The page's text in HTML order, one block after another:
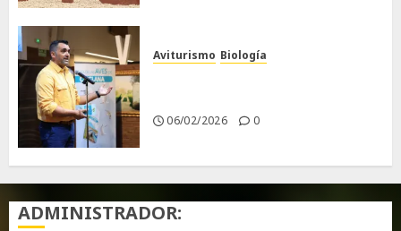
Aviturismo Biología
06/02/2026 0
ADMINISTRADOR: